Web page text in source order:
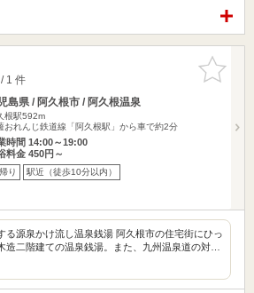
お気に入
りに追加
1 件
島県 / 阿久根市 / 阿久根温泉
根駅592m
おれんじ鉄道線「阿久根駅」から車で約2分
時間 14:00～19:00
料金 450円～
り 駅近（徒歩10分以内）
る源泉かけ流し温泉銭湯 阿久根市の住宅街にひっ
造二階建ての温泉銭湯。また、九州温泉道の対…